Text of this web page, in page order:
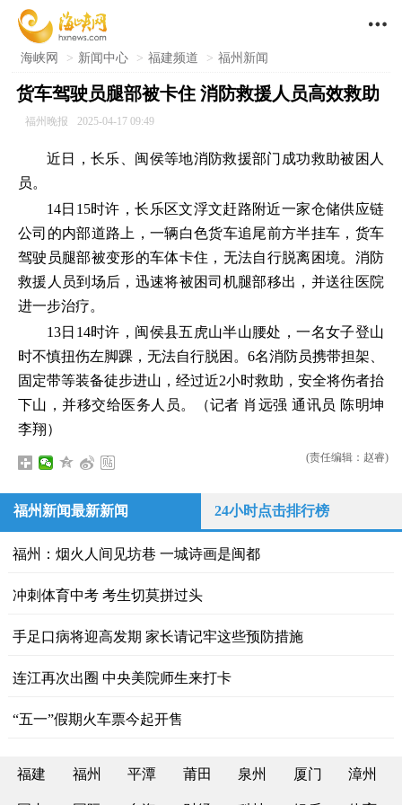

海峡网 > 新闻中心 > 福建频道 > 福州新闻
货车驾驶员腿部被卡住 消防救援人员高效救助
福州晚报 2025-04-17 09:49
近日，长乐、闽侯等地消防救援部门成功救助被困人
员。
14日15时许，长乐区文浮文赶路附近一家仓储供应链
公司的内部道路上，一辆白色货车追尾前方半挂车，货车
驾驶员腿部被变形的车体卡住，无法自行脱离困境。消防
救援人员到场后，迅速将被困司机腿部移出，并送往医院
进一步治疗。
13日14时许，闽侯县五虎山半山腰处，一名女子登山
时不慎扭伤左脚踝，无法自行脱困。6名消防员携带担架、
固定带等装备徒步进山，经过近2小时救助，安全将伤者抬
下山，并移交给医务人员。（记者 肖远强 通讯员 陈明坤
李翔）
(责任编辑：赵睿)
福州新闻最新新闻 24小时点击排行榜
福州：烟火人间见坊巷 一城诗画是闽都
冲刺体育中考 考生切莫拼过头
手足口病将迎高发期 家长请记牢这些预防措施
连江再次出圈 中央美院师生来打卡
“五一”假期火车票今起开售
福建 福州 平潭 莆田 泉州 厦门 漳州